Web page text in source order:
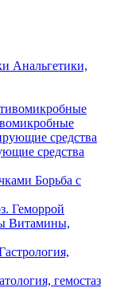
Анальгетики,
средства
Борьба с
Геморрой
Витамины,
гемостаз